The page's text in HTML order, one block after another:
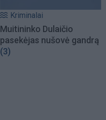
Kriminalai
Muitininko Dulaičio
pasekėjas nušovė gandrą
(3)